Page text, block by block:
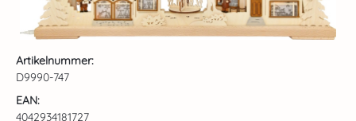
Artikelnummer:
D9990-747
EAN:
4042934181727